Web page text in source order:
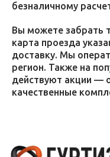
безналичному
Вы можете забрать
карта проезда
доставку. Мы
регион. Также на
действуют акции —
качественные